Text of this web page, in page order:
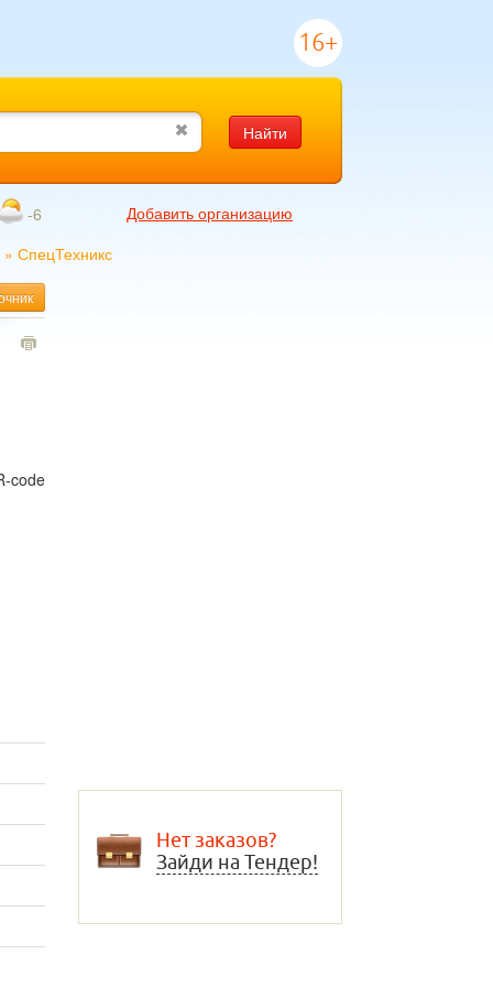
16+
Найти
-6
Добавить организацию
» СпецТехникс
Нет заказов?
Зайди на Тендер!